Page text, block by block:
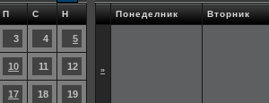
П С Н
3 4 5
10 11 12
17 18 19
Понеделник Вторник
»